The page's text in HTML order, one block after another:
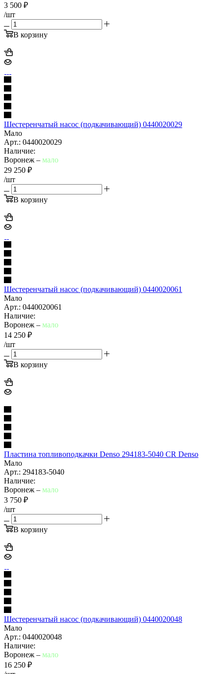
3 500 ₽
/шт
В корзину
Шестеренчатый насос (подкачивающий) 0440020029
Мало
Арт.: 0440020029
Наличие:
Воронеж – мало
29 250 ₽
/шт
В корзину
Шестеренчатый насос (подкачивающий) 0440020061
Мало
Арт.: 0440020061
Наличие:
Воронеж – мало
14 250 ₽
/шт
В корзину
Пластина топливоподкачки Denso 294183-5040 CR Denso
Мало
Арт.: 294183-5040
Наличие:
Воронеж – мало
3 750 ₽
/шт
В корзину
Шестеренчатый насос (подкачивающий) 0440020048
Мало
Арт.: 0440020048
Наличие:
Воронеж – мало
16 250 ₽